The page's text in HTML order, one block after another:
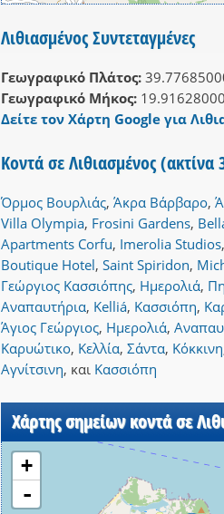
Λιθιασμένος Συντεταγμένες
Γεωγραφικό Πλάτος:
Γεωγραφικό Μήκος:
Δείτε τον Χάρτη Google για
Κοντά σε Λιθιασμένος (ακτίνα
Όρμος Βουρλιάς, Άκρα Βάρβαρο,
Villa Olympia, Frosini Gardens,
Apartments Corfu, Imerolia Studios
Boutique Hotel, Saint Spiridon,
Γεώργιος Κασσιόπης, Ημερολιά,
Αναπαυτήρια, Kelliá, Κασσιόπη,
Άγιος Γεώργιος, Ημερολιά,
Καρυώτικο, Κελλία, Σάντα, Κόκκινη
Αγνίτσινη, και Κασσιόπη
Χάρτης σημείων κοντά σε
+
-